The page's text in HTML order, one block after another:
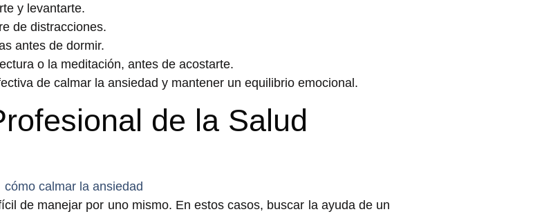
y levantarte.
de distracciones.
antes de dormir.
o la meditación, antes de acostarte.
de calmar la ansiedad y mantener un equilibrio emocional.
de la Salud
de manejar por uno mismo. En estos casos, buscar la ayuda de un